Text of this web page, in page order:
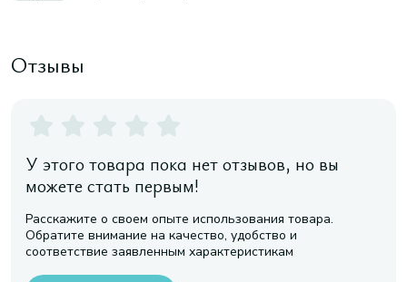
Отзывы
У этого товара пока нет отзывов, но вы
можете стать первым!
Расскажите о своем опыте использования товара.
Обратите внимание на качество, удобство и
соответствие заявленным характеристикам